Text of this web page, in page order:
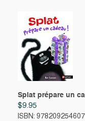
Splat prépare un
$9.95
ISBN: